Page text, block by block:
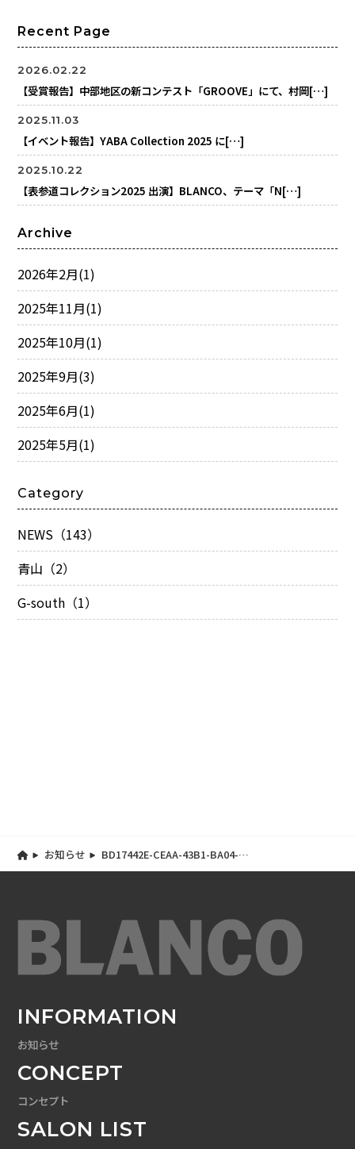
Recent Page
2026.02.22
【受賞報告】中部地区の新コンテスト「GROOVE」にて、村岡[…]
2025.11.03
【イベント報告】YABA Collection 2025 に[…]
2025.10.22
【表参道コレクション2025 出演】BLANCO、テーマ「N[…]
Archive
2026年2月(1)
2025年11月(1)
2025年10月(1)
2025年9月(3)
2025年6月(1)
2025年5月(1)
Category
NEWS（143）
青山（2）
G-south（1）
お知らせ
BD17442E-CEAA-43B1-BA04-
5398333082AA
INFORMATION
お知らせ
CONCEPT
コンセプト
SALON LIST